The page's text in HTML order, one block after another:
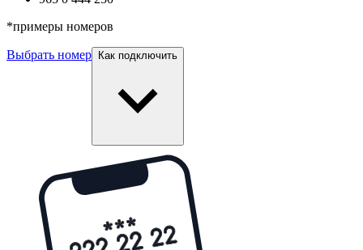
*примеры номеров
Выбрать номер Как подключить